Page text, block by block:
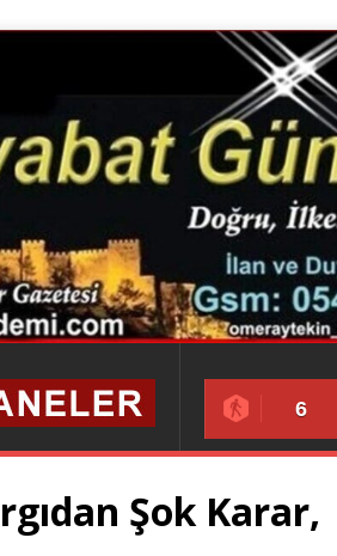
6
Şok Karar,